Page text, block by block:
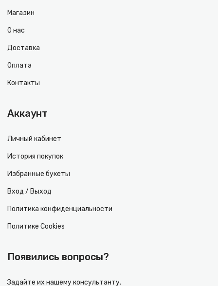
Магазин
О нас
Доставка
Оплата
Контакты
Аккаунт
Личный кабинет
История покупок
Избранные букеты
Вход / Выход
Политика конфиденциальности
Политике Cookies
Появились вопросы?
Задайте их нашему консультанту.